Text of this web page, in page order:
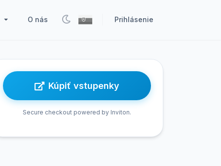
O nás Prihlásenie
Kúpiť vstupenky
Secure checkout powered by Inviton.